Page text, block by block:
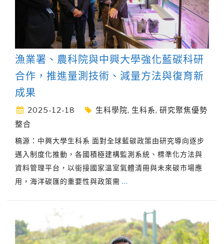
漁業署、農科院與中興大學強化藍碳科研
合作，推進量測技術、減量方法與復育新
成果
2025-12-18 生科學院, 生科系, 研究聚焦優勢
整合
稿源：中興大學生科系 面對全球藍碳政策由研究導向逐步
邁入制度化推動，各國積極建構監測系統、標準化方法與
資料管理平台，以銜接國家溫室氣體清冊與未來碳市場應
用，海洋碳匯的重要性與政策需 …